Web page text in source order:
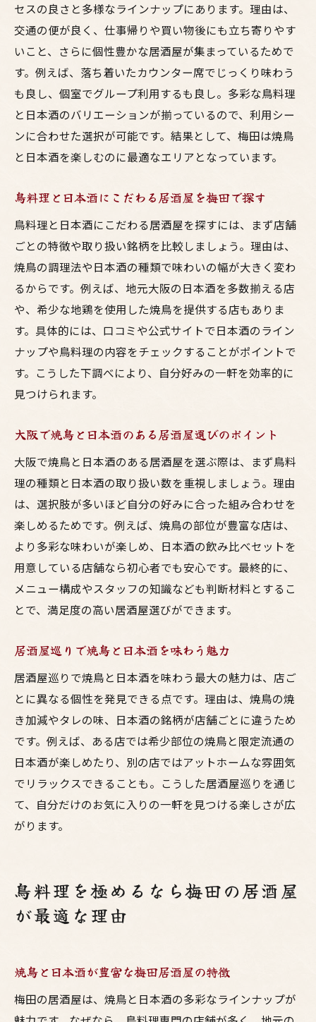
セスの良さと多様なラインナップにあります。理由は、
交通の便が良く、仕事帰りや買い物後にも立ち寄りやす
いこと、さらに個性豊かな居酒屋が集まっているためで
す。例えば、落ち着いたカウンター席でじっくり味わう
も良し、個室でグループ利用するも良し。多彩な鳥料理
と日本酒のバリエーションが揃っているので、利用シー
ンに合わせた選択が可能です。結果として、梅田は焼鳥
と日本酒を楽しむのに最適なエリアとなっています。
鳥料理と日本酒にこだわる居酒屋を梅田で探す
鳥料理と日本酒にこだわる居酒屋を探すには、まず店舗
ごとの特徴や取り扱い銘柄を比較しましょう。理由は、
焼鳥の調理法や日本酒の種類で味わいの幅が大きく変わ
るからです。例えば、地元大阪の日本酒を多数揃える店
や、希少な地鶏を使用した焼鳥を提供する店もありま
す。具体的には、口コミや公式サイトで日本酒のライン
ナップや鳥料理の内容をチェックすることがポイントで
す。こうした下調べにより、自分好みの一軒を効率的に
見つけられます。
大阪で焼鳥と日本酒のある居酒屋選びのポイント
大阪で焼鳥と日本酒のある居酒屋を選ぶ際は、まず鳥料
理の種類と日本酒の取り扱い数を重視しましょう。理由
は、選択肢が多いほど自分の好みに合った組み合わせを
楽しめるためです。例えば、焼鳥の部位が豊富な店は、
より多彩な味わいが楽しめ、日本酒の飲み比べセットを
用意している店舗なら初心者でも安心です。最終的に、
メニュー構成やスタッフの知識なども判断材料とするこ
とで、満足度の高い居酒屋選びができます。
居酒屋巡りで焼鳥と日本酒を味わう魅力
居酒屋巡りで焼鳥と日本酒を味わう最大の魅力は、店ご
とに異なる個性を発見できる点です。理由は、焼鳥の焼
き加減やタレの味、日本酒の銘柄が店舗ごとに違うため
です。例えば、ある店では希少部位の焼鳥と限定流通の
日本酒が楽しめたり、別の店ではアットホームな雰囲気
でリラックスできることも。こうした居酒屋巡りを通じ
て、自分だけのお気に入りの一軒を見つける楽しさが広
がります。
鳥料理を極めるなら梅田の居酒屋
が最適な理由
焼鳥と日本酒が豊富な梅田居酒屋の特徴
梅田の居酒屋は、焼鳥と日本酒の多彩なラインナップが